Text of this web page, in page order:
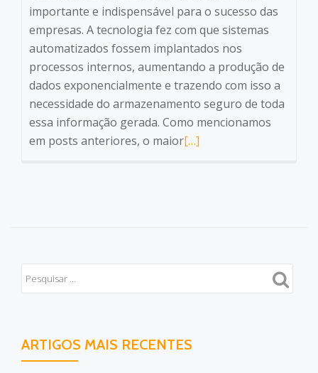
importante e indispensável para o sucesso das
empresas. A tecnologia fez com que sistemas
automatizados fossem implantados nos
processos internos, aumentando a produção de
dados exponencialmente e trazendo com isso a
necessidade do armazenamento seguro de toda
essa informação gerada. Como mencionamos
em posts anteriores, o maiorLeia
de
[…]
ARTIGOS MAIS RECENTES